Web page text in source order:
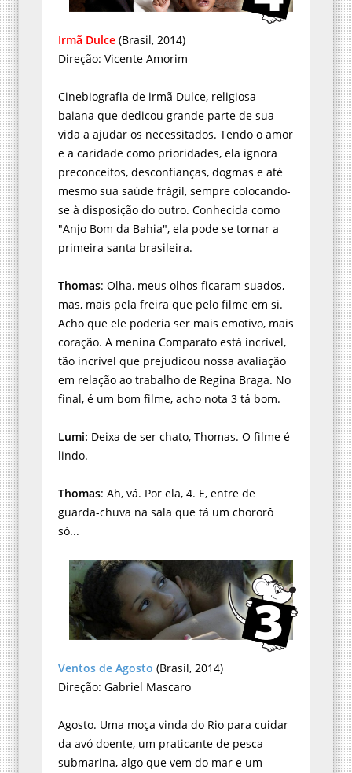
Irmã Dulce (Brasil, 2014)
Direção: Vicente Amorim
Cinebiografia de irmã Dulce, religiosa
baiana que dedicou grande parte de sua
vida a ajudar os necessitados. Tendo o amor
e a caridade como prioridades, ela ignora
preconceitos, desconfianças, dogmas e até
mesmo sua saúde frágil, sempre colocando-
se à disposição do outro. Conhecida como
"Anjo Bom da Bahia", ela pode se tornar a
primeira santa brasileira.
Thomas: Olha, meus olhos ficaram suados,
mas, mais pela freira que pelo filme em si.
Acho que ele poderia ser mais emotivo, mais
coração. A menina Comparato está incrível,
tão incrível que prejudicou nossa avaliação
em relação ao trabalho de Regina Braga. No
final, é um bom filme, acho nota 3 tá bom.
Lumi: Deixa de ser chato, Thomas. O filme é
lindo.
Thomas: Ah, vá. Por ela, 4. E, entre de
guarda-chuva na sala que tá um chororô
só...
Ventos de Agosto (Brasil, 2014)
Direção: Gabriel Mascaro
Agosto. Uma moça vinda do Rio para cuidar
da avó doente, um praticante de pesca
submarina, algo que vem do mar e um